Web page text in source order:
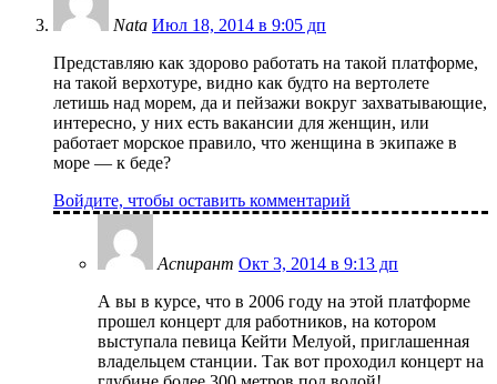
Nata Июл 18, 2014 в 9:05 дп
Представляю как здорово работать на такой платформе,
на такой верхотуре, видно как будто на вертолете
летишь над морем, да и пейзажи вокруг захватывающие,
интересно, у них есть вакансии для женщин, или
работает морское правило, что женщина в экипаже в
море — к беде?
Войдите, чтобы оставить комментарий
Аспирант Окт 3, 2014 в 9:13 дп
А вы в курсе, что в 2006 году на этой платформе
прошел концерт для работников, на котором
выступала певица Кейти Мелуой, приглашенная
владельцем станции. Так вот проходил концерт на